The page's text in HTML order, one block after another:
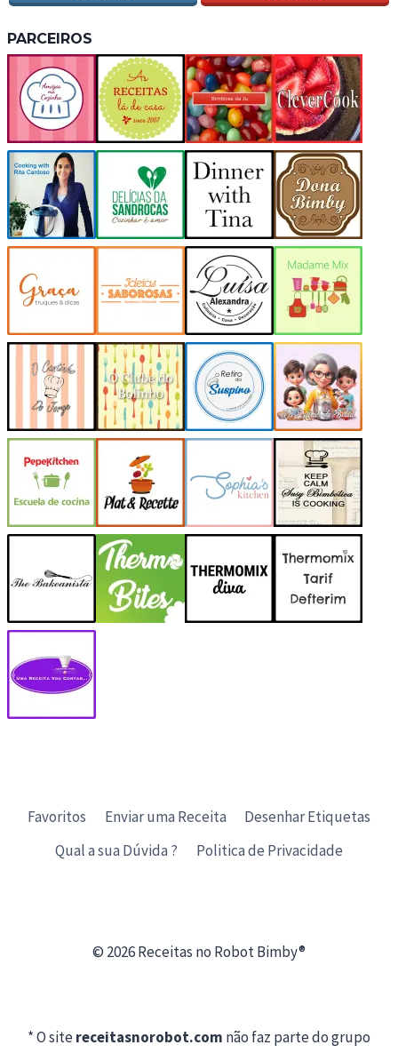
PARCEIROS
Favoritos Enviar uma Receita
Desenhar Etiquetas
Qual a sua Dúvida ?
Politica de Privacidade
© 2026 Receitas no Robot Bimby®
* O sitereceitasnorobot.com não faz parte do grupo